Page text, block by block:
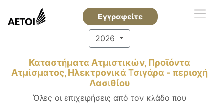
Εγγραφείτε
2026
Καταστήματα Ατμιστικών, Προϊόντα
Ατμίσματος, Ηλεκτρονικά Τσιγάρα - περιοχή
Λασιθίου
Όλες οι επιχειρήσεις από τον κλάδο που